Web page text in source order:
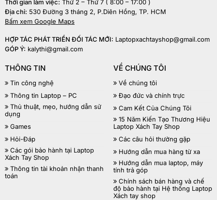
Thời gian làm việc: Thứ 2 – Thứ 7 ( 8:00 – 17:00 )
Địa chỉ: 530 Đường 3 tháng 2, P.Diên Hồng, TP. HCM
Bấm xem Google Maps
HỢP TÁC PHÁT TRIỂN ĐỐI TÁC MỚI: Laptopxachtayshop@gmail.com
GÓP Ý: kalythi@gmail.com
THÔNG TIN
Tin công nghệ
Thông tin Laptop – PC
Thủ thuật, mẹo, hướng dẫn sử
dụng
Games
Hỏi-Đáp
Các gói bảo hành tại Laptop
Xách Tay Shop
Thông tin tài khoản nhận thanh
toán
VỀ CHÚNG TÔI
Về chúng tôi
Đạo đức và chính trực
Cam Kết Của Chúng Tôi
15 Năm Kiến Tạo Thương Hiệu
Laptop Xách Tay Shop
Các câu hỏi thường gặp
Hướng dẫn mua hàng từ xa
Hướng dẫn mua laptop, máy
tính trả góp
Chính sách bán hàng và chế
độ bảo hành tại Hệ thống Laptop
Xách tay shop